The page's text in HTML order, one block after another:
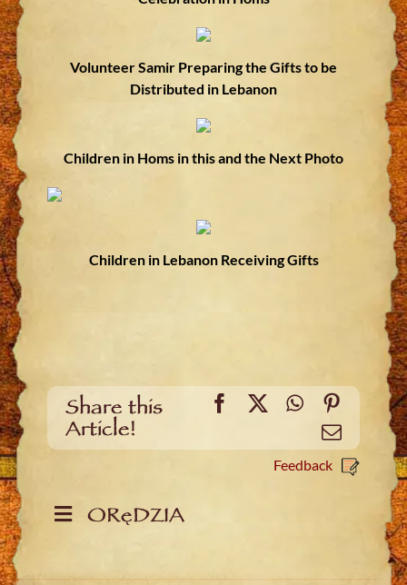
Volunteer Samir Preparing the Gifts to be
Distributed in Lebanon
Children in Homs in this and the Next Photo
Children in Lebanon Receiving Gifts
Share this
Article!
Facebook
X WhatsApp
Email
Feedback
ORęDZIA